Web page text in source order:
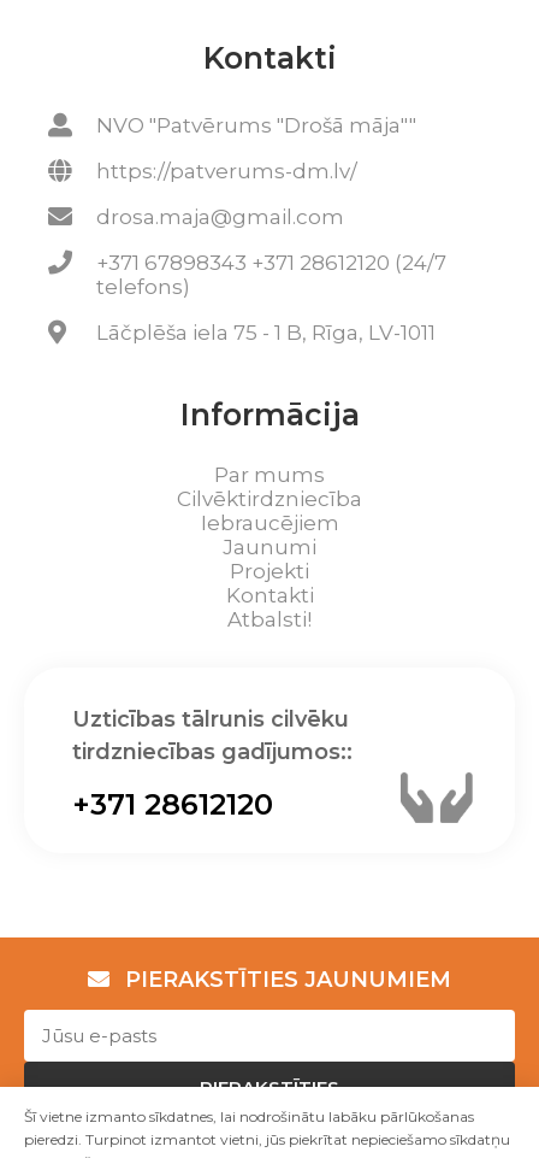
Kontakti
NVO "Patvērums "Drošā māja""
https://patverums-dm.lv/
drosa.maja@gmail.com
+371 67898343 +371 28612120 (24/7
telefons)
Lāčplēša iela 75 - 1 B, Rīga, LV-1011
Informācija
Par mums
Cilvēktirdzniecība
Iebraucējiem
Jaunumi
Projekti
Kontakti
Atbalsti!
Uzticības tālrunis cilvēku
tirdzniecības gadījumos::
+371 28612120
PIERAKSTĪTIES JAUNUMIEM
PIERAKSTĪTIES
Šī vietne izmanto sīkdatnes, lai nodrošinātu labāku pārlūkošanas
pieredzi. Turpinot izmantot vietni, jūs piekrītat nepieciešamo sīkdatņu